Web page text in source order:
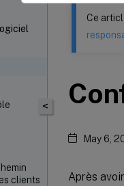
clients
<
Ce
May 6,
Après